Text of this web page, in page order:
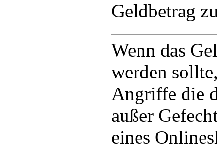
Geldbetrag
Wenn das
werden
Angriffe die
außer
eines